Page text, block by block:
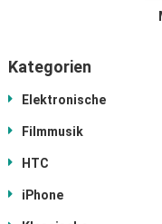
Kategorien
Elektronische
Filmmusik
HTC
iPhone